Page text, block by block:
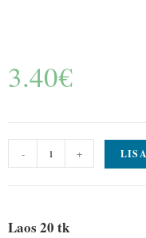
3.40€
- +
Laos 20 tk